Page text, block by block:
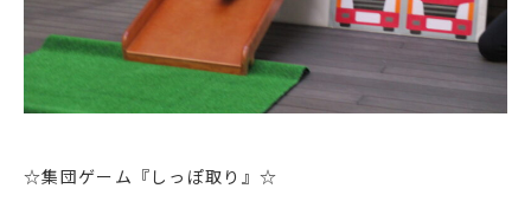
☆集団ゲーム『しっぽ取り』☆